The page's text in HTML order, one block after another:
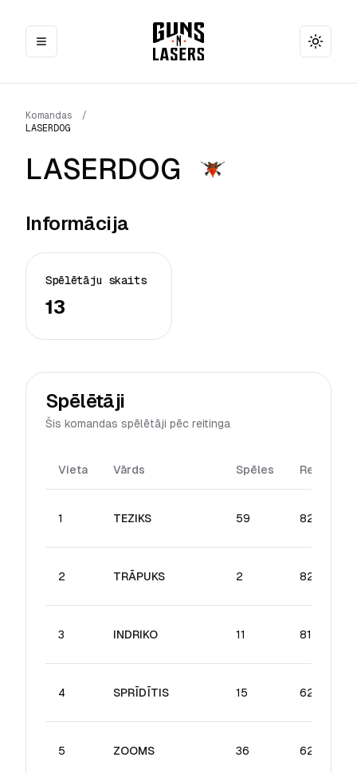
Toggle
Komandas
/
LASERDOG
LASERDOG
Informācija
Spēlētāju skaits
13
Spēlētāji
Šis komandas spēlētāji pēc reitinga
Vieta Vārds Spēles Reitings
1 TEZIKS 59 82.65
2 TRĀPUKS 2 82.32
3 INDRIKO 11 81.09
4 SPRĪDĪTIS 15 62.36
5 ZOOMS 36 62.34